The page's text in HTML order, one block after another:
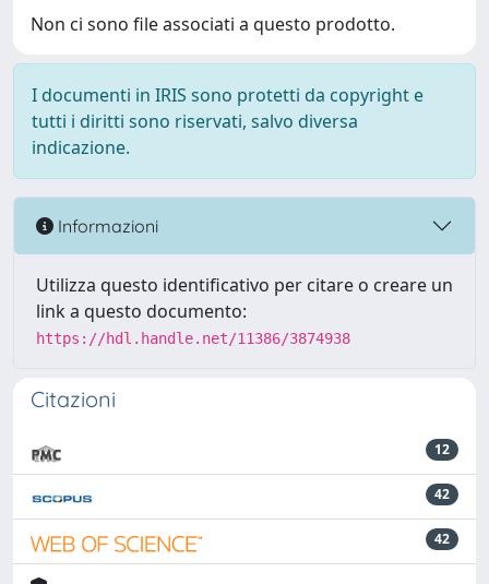
Non ci sono file associati a questo prodotto.
I documenti in IRIS sono protetti da copyright e
tutti i diritti sono riservati, salvo diversa
indicazione.
Informazioni
Utilizza questo identificativo per citare o creare un
link a questo documento:
https://hdl.handle.net/11386/3874938
Citazioni
12
42
42